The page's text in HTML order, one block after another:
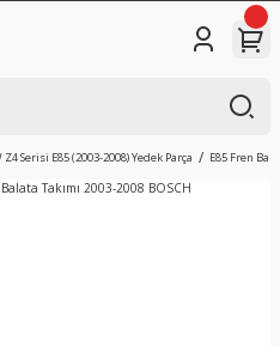
Z4 Serisi E85 (2003-2008) Yedek Parça E85 Fren